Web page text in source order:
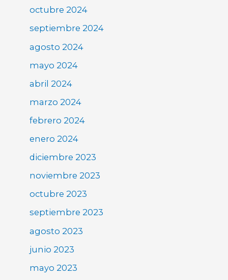
octubre 2024
septiembre 2024
agosto 2024
mayo 2024
abril 2024
marzo 2024
febrero 2024
enero 2024
diciembre 2023
noviembre 2023
octubre 2023
septiembre 2023
agosto 2023
junio 2023
mayo 2023